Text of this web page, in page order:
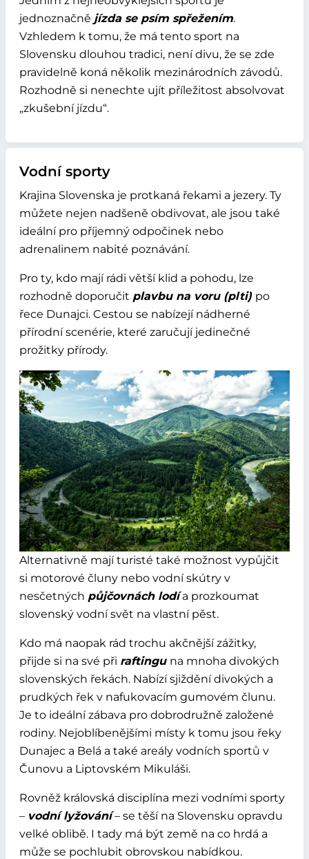
jednoznačně jízda se psím spřežením.
Vzhledem k tomu, že má tento sport na
Slovensku dlouhou tradici, není divu, že se zde
pravidelně koná několik mezinárodních závodů.
Rozhodně si nenechte ujít příležitost absolvovat
„zkušební jízdu“.
Vodní sporty
Krajina Slovenska je protkaná řekami a jezery. Ty
můžete nejen nadšeně obdivovat, ale jsou také
ideální pro příjemný odpočinek nebo
adrenalinem nabité poznávání.
Pro ty, kdo mají rádi větší klid a pohodu, lze
rozhodně doporučit plavbu na voru (plti) po
řece Dunajci. Cestou se nabízejí nádherné
přírodní scenérie, které zaručují jedinečné
prožitky přírody.
Alternativně mají turisté také možnost vypůjčit
si motorové čluny nebo vodní skútry v
nesčetných půjčovnách lodía prozkoumat
slovenský vodní svět na vlastní pěst.
Kdo má naopak rád trochu akčnější zážitky,
přijde si na své při raftingu na mnoha divokých
slovenských řekách. Nabízí sjiždění divokých a
prudkých řek v nafukovacím gumovém člunu.
Je to ideální zábava pro dobrodružně založené
rodiny. Nejoblíbenějšími místy k tomu jsou řeky
Dunajec a Belá a také areály vodních sportů v
Čunovu a Liptovském Mikuláši.
Rovněž královská disciplína mezi vodními sporty
– vodní lyžování– se těší na Slovensku opravdu
velké oblibě. I tady má být země na co hrdá a
může se pochlubit obrovskou nabídkou.